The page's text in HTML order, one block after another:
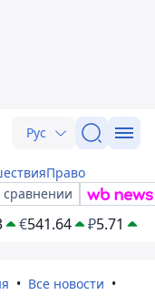
Рус
Право
сравнении
€541.64 ₽5.71
Все новости